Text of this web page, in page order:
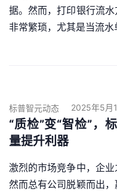
据。然而，打印银行流
非常繁琐，尤其是当流
标普智元动态 2025年5月
“质检”变“智检”，
量提升利器
激烈的市场竞争中，企业
然而总有公司脱颖而出